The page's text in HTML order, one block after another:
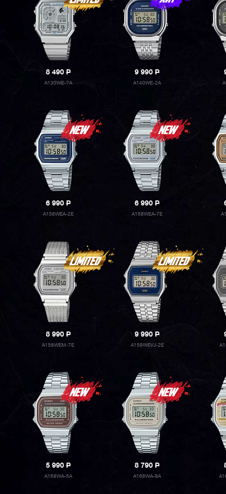
8 490P
A130WE-7A
9 990P
A140WE-2A
6 990P
A158WEA-2E
6 990P
A158WEA-7E
8 990P
A158WEM-7E
9 990P
A159WEVJ-2E
5 990P
A168WA-5A
8 790P
A168WA-8A